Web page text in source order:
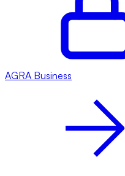
AGRA Business